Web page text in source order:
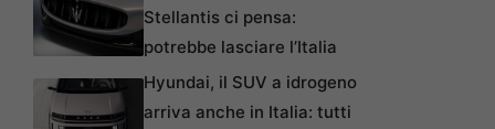
Stellantis ci pensa:
potrebbe lasciare l’Italia
Hyundai, il SUV a idrogeno
arriva anche in Italia: tutti